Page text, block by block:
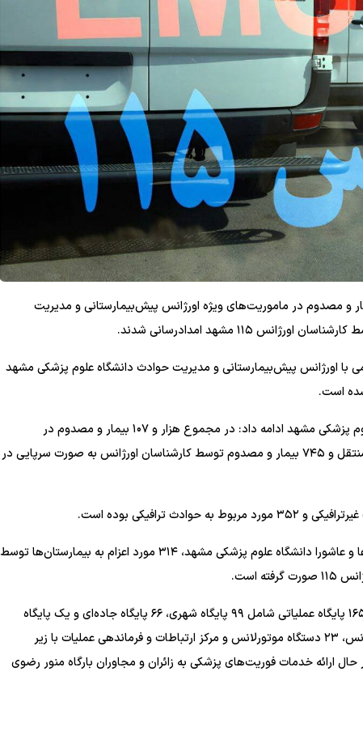
یزدانی افزود: هزار و ۸۵۲ بیمار و مصدوم در ماموریت‌های ویژه اورژانس پیش‌بیمارستانی و مدیریت
۱۱۵ مشهد امدادرسانی شدند.
هفت هزار و ۳۰۳ مورد تماس مردمی با اورژانس پیش‌بیمارستانی و مدیریت حوادث دانشگاه علوم پزشکی مشهد
رییس اورژانس پیش‌بیمارستانی و مدیریت حوادث دانشگاه علوم پزشکی مشهد ادامه داد: در مجموع هزار و ۱۰۷ بیمار و مصدوم در
ماموریت های ایام تاسوعا و عاشورای امسال به بیمارستان‌ها منتقل و ۷۴۵ بیمار و مصدوم توسط کارشناسان اورژانس به صورت سرپایی در
یزدانی اظهار کرد: در ماموریت‌های حوادث ترافیکی ویژه تاسوعا و عاشورا دانشگاه علوم پزشکی مشهد، ۳۱۴ مورد اعزام به بیمارستان‌ها توسط
مرکز اورژانس پیش‌بیمارستانی دانشگاه علوم پزشکی مشهد با ۱۶۵ پایگاه عملیاتی شامل ۹۹ پایگاه شهری، ۶۶ پایگاه جاده‌ای و یک پایگاه
امداد هوایی، ۱۸۲ دستگاه آمبولانس، ۲ دستگاه اتوبوس آمبولانس، ۲۳ دستگاه موتورلانس و مرکز ارتباطات و فرماندهی عملیات با زیر
در حال ارائه خدمات فوریت‌های پزشکی به زائران و مجاوران بارگاه منور رضوی